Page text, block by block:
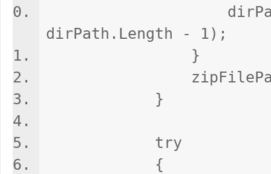
dirPath =
dirPath.Length - 1);
}
zipFilePath =
}
try
{